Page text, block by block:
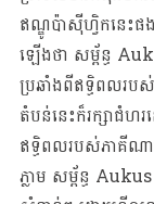
ឥណ្ឌូប៉ាស៊ីហ្វិកនេះផង
ឡើងថា សម្ព័ន្ធ
ប្រឆាំងពីឥទ្ធិពលរ
តំបន់នេះក៏រក្សាជំហ
ឥទ្ធិពលរបស់ភាគីណា
ភ្លាម សម្ព័ន្ធ